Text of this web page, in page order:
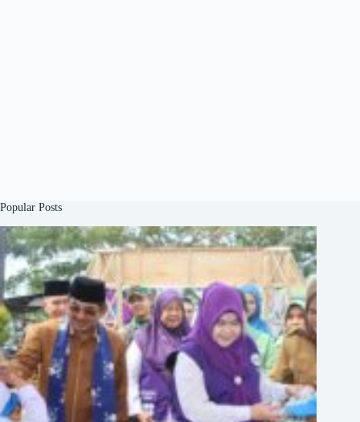
Popular Posts